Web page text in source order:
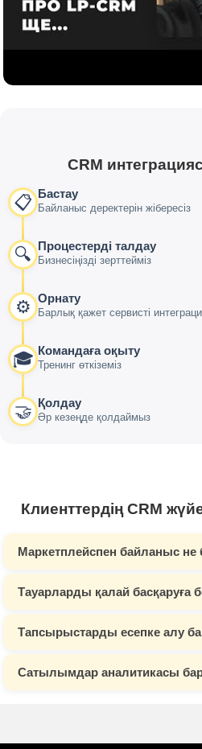
CRM
📋 Бастау
Байланыс деректерін жібересіз
🔍 Процестерді талдау
Бизнесіңізді зерттейміз
⚙️ Орнату
Барлық қажет сервисті
🎓 Командаға оқыту
Тренинг өткіземіз
🤝 Қолдау
Әр кезеңде қолдаймыз
Клиенттердің CRM
Маркетплейспен байланыс не
Тауарларды қалай басқаруға
Тапсырыстарды есепке алу
Сатылымдар аналитикасы